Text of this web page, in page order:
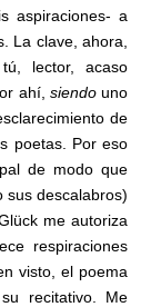
aspiraciones- a
La clave, ahora,
lector, acaso
ahí, siendouno
de
poetas. Por eso
de modo que
sus descalabros)
me autoriza
respiraciones
visto, el poema
recitativo. Me